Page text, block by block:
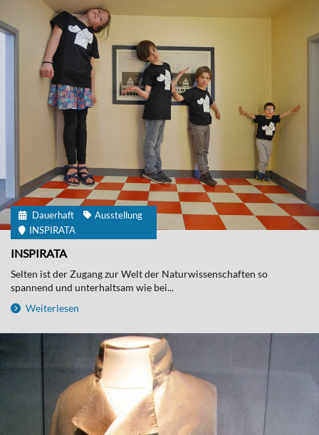
Dauerhaft
Ausstellung
INSPIRATA
INSPIRATA
Selten ist der Zugang zur Welt der Naturwissenschaften so
spannend und unterhaltsam wie bei...
Weiterlesen